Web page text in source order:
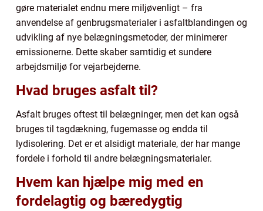
gøre materialet endnu mere miljøvenligt – fra
anvendelse af genbrugsmaterialer i asfaltblandingen og
udvikling af nye belægningsmetoder, der minimerer
emissionerne. Dette skaber samtidig et sundere
arbejdsmiljø for vejarbejderne.
Hvad bruges asfalt til?
Asfalt bruges oftest til belægninger, men det kan også
bruges til tagdækning, fugemasse og endda til
lydisolering. Det er et alsidigt materiale, der har mange
fordele i forhold til andre belægningsmaterialer.
Hvem kan hjælpe mig med en
fordelagtig og bæredygtig